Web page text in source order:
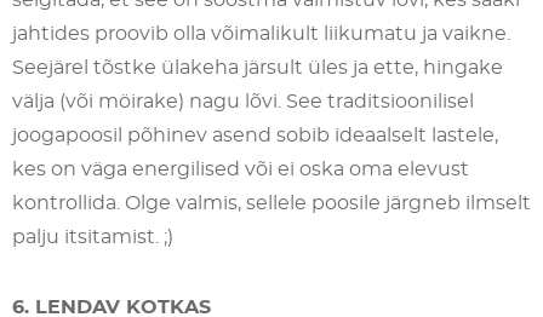
jahtides proovib olla võimalikult liikumatu ja vaikne.
Seejärel tõstke ülakeha järsult üles ja ette, hingake
välja (või möirake) nagu lõvi. See traditsioonilisel
joogapoosil põhinev asend sobib ideaalselt lastele,
kes on väga energilised või ei oska oma elevust
kontrollida. Olge valmis, sellele poosile järgneb ilmselt
palju itsitamist. ;)
6. LENDAV KOTKAS